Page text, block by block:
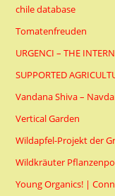
chile database
Tomatenfreuden
URGENCI – THE
SUPPORTED
Vandana Shiva –
Vertical Garden
Wildapfel-Projekt der
Wildkräuter
Young Organics! |